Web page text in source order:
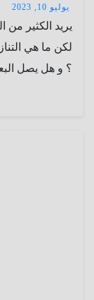
يوليو 10, 2023
يريد الكثير
لكن ما هي
؟ و هل يصل